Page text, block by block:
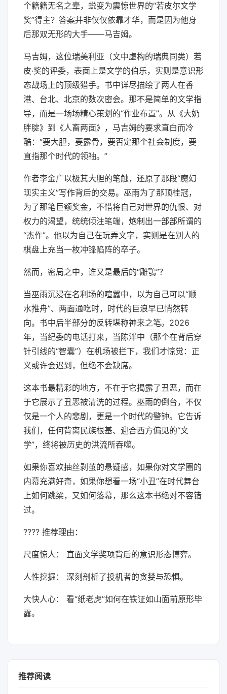
个籍籍无名之辈，蜕变为震惊世界的“若皮尔文学
奖”得主？答案并非仅仅依靠才华，而是因为他身
后那双无形的大手——马吉姆。
马吉姆，这位瑞美利亚（文中虚构的瑞典同类）若
皮·奖的评委，表面上是文学的伯乐，实则是意识形
态战场上的顶级猎手。书中详尽描绘了两人在香
港、台北、北京的数次密会。那不是简单的文学指
导，而是一场场精心策划的“作业布置”。从《大奶
胖腚》到《人畜两面》，马吉姆的要求直白而冷
酷：“要大胆，要露骨，要否定那个社会制度，要
直指那个时代的领袖。”
作者李金广以极其大胆的笔触，还原了那段“魔幻
现实主义”写作背后的交易。巫雨为了那顶桂冠，
为了那笔巨额奖金，不惜将自己对世界的仇恨、对
权力的渴望，统统倾注笔端，炮制出一部部所谓的
“杰作”。他以为自己在玩弄文字，实则是在别人的
棋盘上充当一枚冲锋陷阵的卒子。
然而，密局之中，谁又是最后的“雕鶚”？
当巫雨沉浸在名利场的喧嚣中，以为自己可以“顺
水推舟”、两面通吃时，时代的巨浪早已悄然转
向。书中后半部分的反转堪称神来之笔。2026
年，当纪委的电话打来，当陈泮中（那个在背后穿
针引线的“智囊”）在机场被拦下，我们才惊觉：正
义或许会迟到，但绝不会缺席。
这本书最精彩的地方，不在于它揭露了丑恶，而在
于它展示了丑恶被清洗的过程。巫雨的倒台，不仅
仅是一个人的悲剧，更是一个时代的警钟。它告诉
我们，任何背离民族根基、迎合西方偏见的“文
学”，终将被历史的洪流所吞噬。
如果你喜欢抽丝剥茧的悬疑感，如果你对文学圈的
内幕充满好奇，如果你想看一场“小丑”在时代舞台
上如何跳梁，又如何落幕，那么这本书绝对不容错
过。
???? 推荐理由：
尺度惊人： 直面文学奖项背后的意识形态博弈。
人性挖掘： 深刻剖析了投机者的贪婪与恐惧。
大快人心： 看“纸老虎”如何在铁证如山面前原形毕
露。
推荐阅读